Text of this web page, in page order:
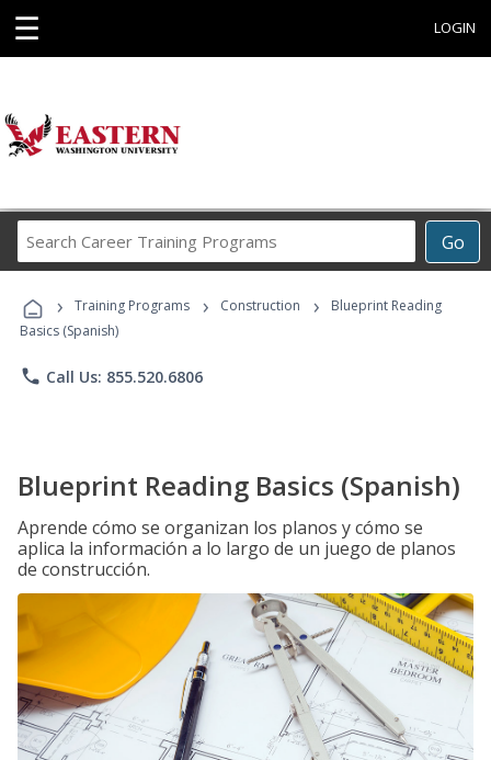
☰ LOGIN
Go
Career
Programs
› Training Programs › Construction ›
Blueprint Reading
Basics (Spanish)
phone Call Us: 855.520.6806
Blueprint Reading Basics (Spanish)
Aprende cómo se organizan los planos y cómo se
aplica la información a lo largo de un juego de planos
de construcción.